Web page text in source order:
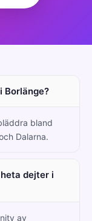
Borlänge?
bland
Dalarna.
dejter i
av